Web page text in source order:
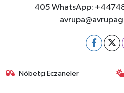
405 WhatsApp:
Nöbetçi Eczaneler